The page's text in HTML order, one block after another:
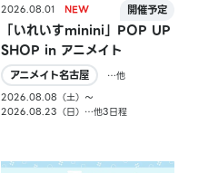
2026.08.01
「いれいすminini」POP UP
SHOP in アニメイト
アニメイト名古屋
…他
2026.08.08（土）〜
2026.08.23（日）…他3日程